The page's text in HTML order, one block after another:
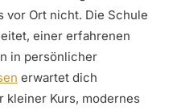
vor Ort nicht. Die Schule
einer erfahrenen
in persönlicher
erwartet dich
kleiner Kurs, modernes